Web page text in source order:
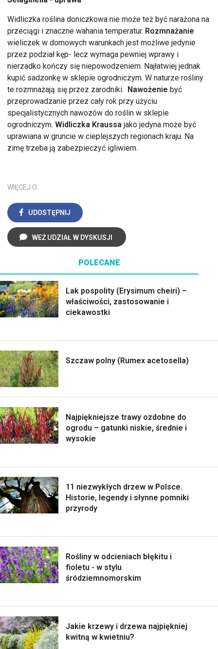
Widliczka roślina doniczkowa nie może też być narażona na
przeciągi i znaczne wahania temperatur. Rozmnażanie
wieliczek w domowych warunkach jest możliwe jedynie
przez podział kęp- lecz wymaga pewniej wprawy i
nierzadko kończy się niepowodzeniem. Najłatwiej jednak
kupić sadzonkę w sklepie ogrodniczym. W naturze rośliny
te rozmnażają się przez zarodniki. Nawożenie być
przeprowadzanie przez cały rok przy użyciu
specjalistycznych nawozów do roślin w sklepie
ogrodniczym. Widliczka Kraussa jako jedyna może być
uprawiana w gruncie w cieplejszych regionach kraju. Na
zimę trzeba ją zabezpieczyć igliwiem.
WIĘCEJ O:
UDOSTĘPNIJ
WEŹ UDZIAŁ W DYSKUSJI
POLECANE
Lak pospolity (Erysimum cheiri) –
właściwości, zastosowanie i
ciekawostki
Szczaw polny (Rumex acetosella)
Najpiękniejsze trawy ozdobne do
ogrodu – gatunki niskie, średnie i
wysokie
11 niezwykłych drzew w Polsce.
Historie, legendy i słynne pomniki
przyrody
Rośliny w odcieniach błękitu i
fioletu - w stylu
śródziemnomorskim
Jakie krzewy i drzewa najpiękniej
kwitną w kwietniu?